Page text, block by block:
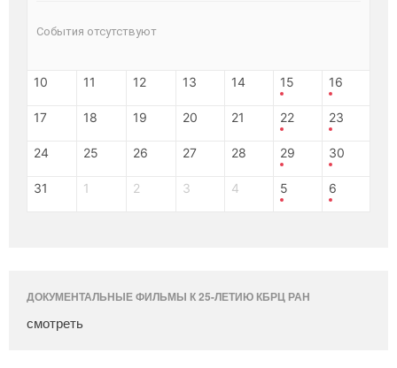
События отсутствуют
10 11 12 13 14 15 16
17 18 19 20 21 22 23
24 25 26 27 28 29 30
31 1 2 3 4 5 6
ДОКУМЕНТАЛЬНЫЕ ФИЛЬМЫ К 25-ЛЕТИЮ КБРЦ РАН
смотреть